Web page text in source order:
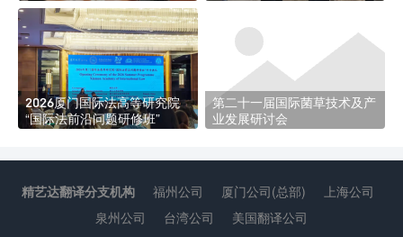
2026厦门国际法高等研究院
“国际法前沿问题研修班”
第二十一届国际菌草技术及产
业发展研讨会
精艺达翻译分支机构 福州公司 厦门公司(总部)
上海公司
泉州公司
台湾公司 美国翻译公司